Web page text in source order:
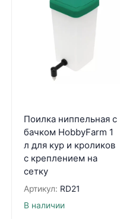
Поилка ниппельная с
бачком HobbyFarm 1
л для кур и кроликов
с креплением на
сетку
Артикул: RD21
В наличии